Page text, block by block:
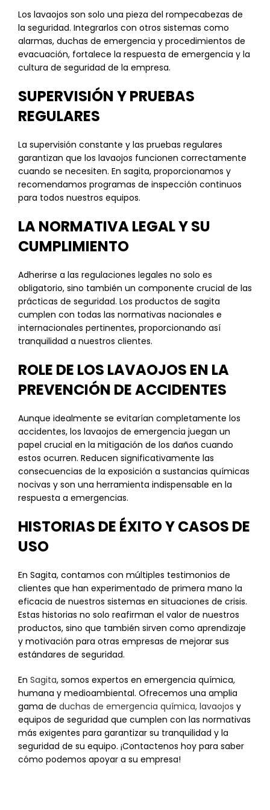
Los lavaojos son solo una pieza del rompecabezas de
la seguridad. Integrarlos con otros sistemas como
alarmas, duchas de emergencia y procedimientos de
evacuación, fortalece la respuesta de emergencia y la
cultura de seguridad de la empresa.
SUPERVISIÓN Y PRUEBAS
REGULARES
La supervisión constante y las pruebas regulares
garantizan que los lavaojos funcionen correctamente
cuando se necesiten. En sagita, proporcionamos y
recomendamos programas de inspección continuos
para todos nuestros equipos.
LA NORMATIVA LEGAL Y SU
CUMPLIMIENTO
Adherirse a las regulaciones legales no solo es
obligatorio, sino también un componente crucial de las
prácticas de seguridad. Los productos de sagita
cumplen con todas las normativas nacionales e
internacionales pertinentes, proporcionando así
tranquilidad a nuestros clientes.
ROLE DE LOS LAVAOJOS EN LA
PREVENCIÓN DE ACCIDENTES
Aunque idealmente se evitarían completamente los
accidentes, los lavaojos de emergencia juegan un
papel crucial en la mitigación de los daños cuando
estos ocurren. Reducen significativamente las
consecuencias de la exposición a sustancias químicas
nocivas y son una herramienta indispensable en la
respuesta a emergencias.
HISTORIAS DE ÉXITO Y CASOS DE
USO
En Sagita, contamos con múltiples testimonios de
clientes que han experimentado de primera mano la
eficacia de nuestros sistemas en situaciones de crisis.
Estas historias no solo reafirman el valor de nuestros
productos, sino que también sirven como aprendizaje
y motivación para otras empresas de mejorar sus
estándares de seguridad.
En Sagita, somos expertos en emergencia química,
humana y medioambiental. Ofrecemos una amplia
gama de duchas de emergencia química, lavaojos y
equipos de seguridad que cumplen con las normativas
más exigentes para garantizar su tranquilidad y la
seguridad de su equipo. ¡Contactenos hoy para saber
cómo podemos apoyar a su empresa!